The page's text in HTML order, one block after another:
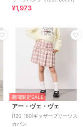
¥1,973
期間限定SALE
アー・ヴェ・ヴェ
[120-160]ギャザープリーツス
カパン